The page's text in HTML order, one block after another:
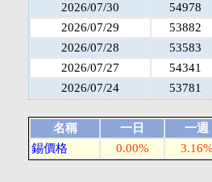
2026/07/30
54978
2026/07/29
53882
2026/07/28
53583
2026/07/27
54341
2026/07/24
53781
名稱 一日
一週
錫價格
0.00%